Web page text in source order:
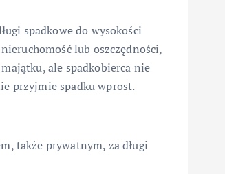
spadkowe do wysokości
lub oszczędności,
ale spadkobierca nie
przyjmie spadku wprost.
także prywatnym, za długi